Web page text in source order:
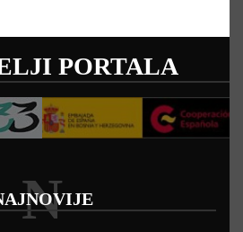
PORTALA
N